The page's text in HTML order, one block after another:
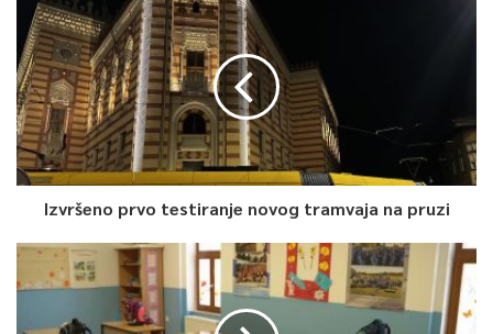
– Tematika filma je kontinuitet negiranja genocida i drugih
oblika zločina na tlu BiH. Kontinutet koji traje još od vremena
izvršenja samih zločina. Film ćemo prikazati povodom
obilježavanja 30. godišnjice masakra na Markalama, a film
upravo priča o pokušaju negiranja Markala i pripisavanja tog
masakra žrtvi. Na osnovu dokumenata, činjenica, eksperata,
uspjeli smo na jedan jako ozbiljan način stati na put brojnim
Srebrenici, ali i još nekoliko primjera izvršenja zločina u BiH –
kazao je Huseinović.
Izvršeno prvo testiranje novog tramvaja na pruzi